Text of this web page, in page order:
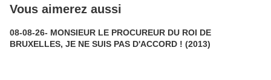
Vous aimerez aussi
08-08-26- MONSIEUR LE PROCUREUR DU ROI DE
BRUXELLES, JE NE SUIS PAS D'ACCORD ! (2013)